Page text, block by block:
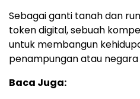
Sebagai ganti tanah dan
token digital, sebuah
untuk membangun
penampungan atau negara
Baca Juga: